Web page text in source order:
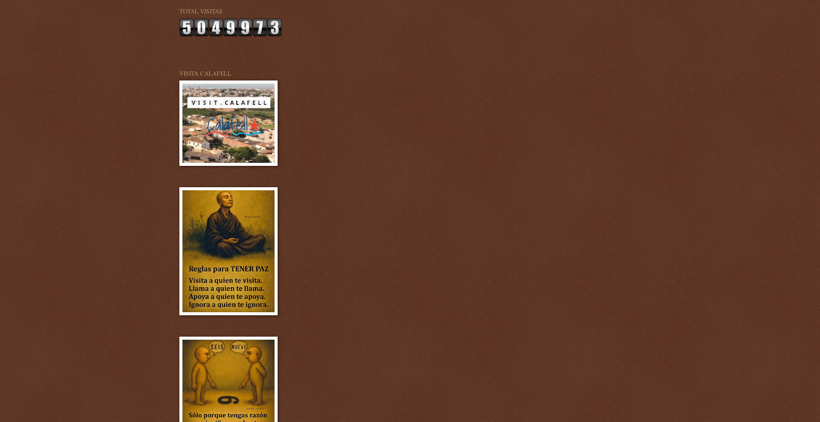
TOTAL VISITAS
VISITA CALAFELL